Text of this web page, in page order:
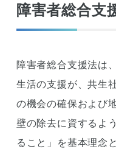
障害者総合支
障害者総合支援法は
生活の支援が、共生
の機会の確保および
壁の除去に資するよ
ること」を基本理念